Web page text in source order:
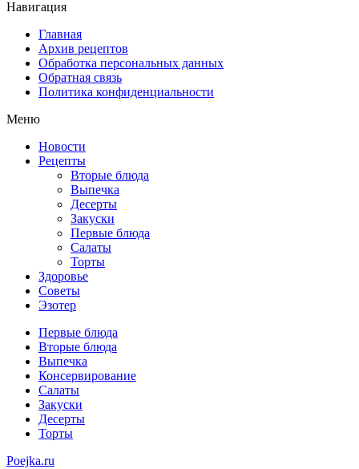
Навигация
Главная
Архив рецептов
Обработка персональных данных
Обратная связь
Политика конфиденциальности
Меню
Новости
Рецепты
Вторые блюда
Выпечка
Десерты
Закуски
Первые блюда
Салаты
Торты
Здоровье
Советы
Эзотер
Первые блюда
Вторые блюда
Выпечка
Консервирование
Салаты
Закуски
Десерты
Торты
Poejka.ru